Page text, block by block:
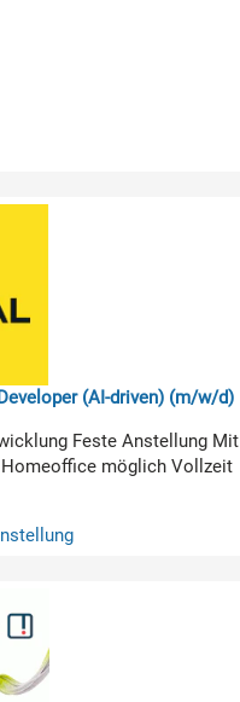
(AI-driven) (m/w/d)
Feste Anstellung Mit
Homeoffice möglich Vollzeit